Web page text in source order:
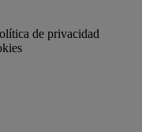
de privacidad